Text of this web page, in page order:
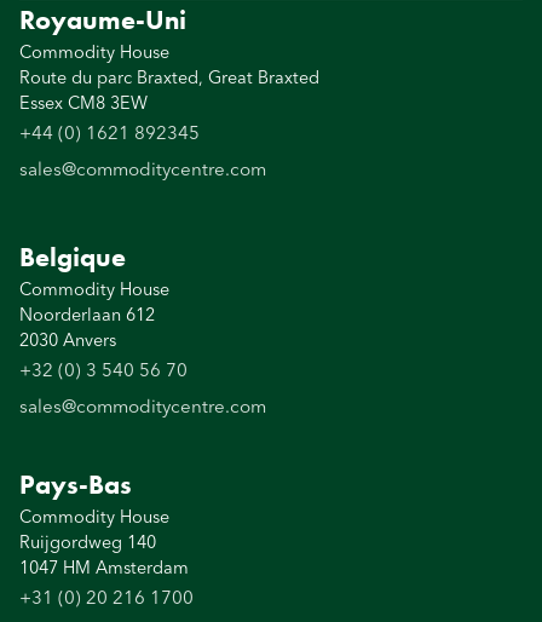
Royaume-Uni
Commodity House
Route du parc Braxted, Great Braxted
Essex CM8 3EW
+44 (0) 1621 892345
sales@commoditycentre.com
Belgique
Commodity House
Noorderlaan 612
2030 Anvers
+32 (0) 3 540 56 70
sales@commoditycentre.com
Pays-Bas
Commodity House
Ruijgordweg 140
1047 HM Amsterdam
+31 (0) 20 216 1700